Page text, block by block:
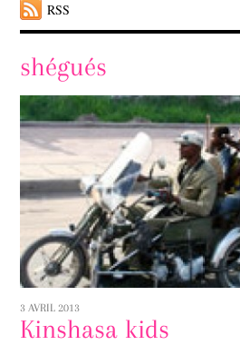
RSS
shégués
3 AVRIL 2013
Kinshasa kids